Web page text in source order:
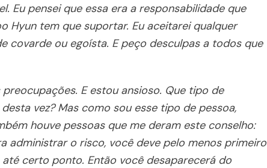
Eu pensei que essa era a responsabilidade que
Hyun tem que suportar. Eu aceitarei qualquer
covarde ou egoísta. E peço desculpas a todos que
E estou ansioso. Que tipo de
vez? Mas como sou esse tipo de pessoa,
houve pessoas que me deram este conselho:
administrar o risco, você deve pelo menos primeiro
certo ponto. Então você desaparecerá do